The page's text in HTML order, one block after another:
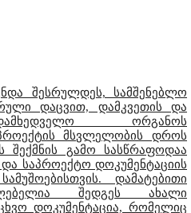
შესრულდეს, სამშენებლო
დაცვით, დამკვეთის და
ორგანოს
მსვლელობის დროს
შექმნის გამო სასწრაფოდაა
საპროექტო დოკუმენტაციის
დამატებითი
შედგეს ახალი
დოკუმენტაცია, რომელიც